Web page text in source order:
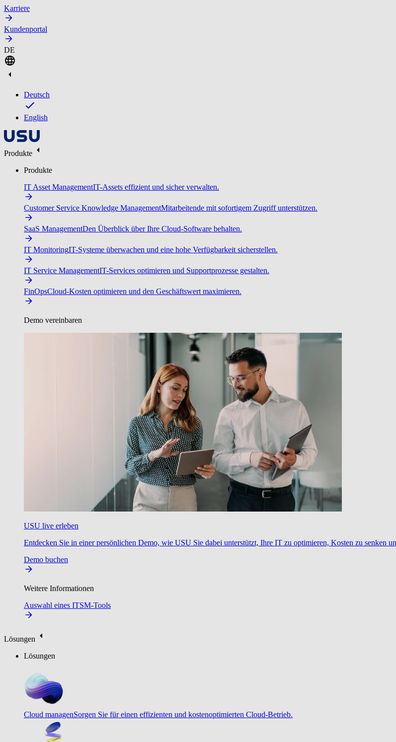
Karriere
Kundenportal
DE
Deutsch
English
Produkte
Produkte
IT Asset ManagementIT-Assets effizient und sicher verwalten.
Customer Service Knowledge ManagementMitarbeitende mit sofortigem Zugriff unterstützen.
SaaS ManagementDen Überblick über Ihre Cloud-Software behalten.
IT MonitoringIT-Systeme überwachen und eine hohe Verfügbarkeit sicherstellen.
IT Service ManagementIT-Services optimieren und Supportprozesse gestalten.
FinOpsCloud-Kosten optimieren und den Geschäftswert maximieren.
Demo vereinbaren
USU live erleben
Entdecken Sie in einer persönlichen Demo, wie USU Sie dabei unterstützt, Ihre IT zu optimieren, Kosten zu senken
Demo buchen
Weitere Informationen
Auswahl eines ITSM-Tools
Lösungen
Lösungen
Cloud managenSorgen Sie für einen effizienten und kostenoptimierten Cloud-Betrieb.